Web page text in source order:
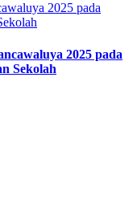
2025 pada
2025 pada
Sekolah